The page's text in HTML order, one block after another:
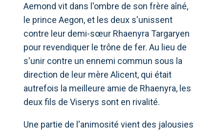
Aemond vit dans l'ombre de son frère aîné,
le prince Aegon, et les deux s'unissent
contre leur demi-sœur Rhaenyra Targaryen
pour revendiquer le trône de fer. Au lieu de
s'unir contre un ennemi commun sous la
direction de leur mère Alicent, qui était
autrefois la meilleure amie de Rhaenyra, les
deux fils de Viserys sont en rivalité.
Une partie de l'animosité vient des jalousies